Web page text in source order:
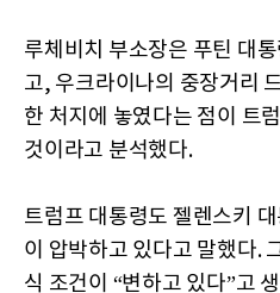
루체비치 부소장은 푸틴 대
고, 우크라이나의 중장거리
한 처지에 놓였다는 점이 트
것이라고 분석했다.
트럼프 대통령도 젤렌스키
이 압박하고 있다고 말했다.
식 조건이 “변하고 있다”고